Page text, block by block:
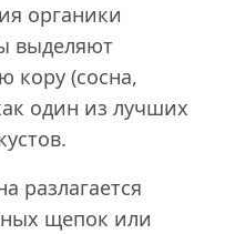
органики
выделяют
кору (сосна,
один из лучших
разлагается
щепок или